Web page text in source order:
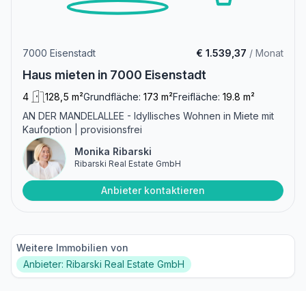
7000 Eisenstadt € 1.539,37 / Monat
Haus mieten in 7000 Eisenstadt
4 128,5 m²Grundfläche: 173 m²Freifläche: 19.8 m²
AN DER MANDELALLEE - Idyllisches Wohnen in Miete mit
Kaufoption | provisionsfrei
Monika Ribarski
Ribarski Real Estate GmbH
Anbieter kontaktieren
Weitere Immobilien von
Anbieter: Ribarski Real Estate GmbH